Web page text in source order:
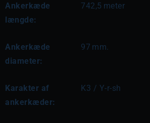
Ankerkæde
længde:
742,5 meter
Ankerkæde
diameter:
97 mm.
Karakter af
ankerkæder:
K3 / Y-r-sh